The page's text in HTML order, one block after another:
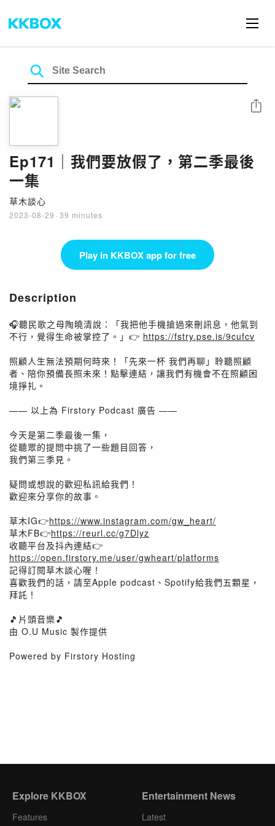
Ep171｜我們要放假了，第二季最後
一集
草木談心
2023-08-29 · 39 minutes
Share
Play in KKBOX app for free
Description
🎧聽民歌之母陶曉清說：「我把他手機搶過來刪訊息，他氣到
不行，覺得生命被掌控了。」👉 https://fstry.pse.is/9cufcv
照顧人生無法預期何時來！「先來一杯 我們再聊」聆聽照顧
者、陪你預備長照未來！點擊連結，讓我們有機會不在照顧困
境掙扎。
—— 以上為 Firstory Podcast 廣告 ——
今天是第二季最後一集，
從聽眾的提問中挑了一些題目回答，
我們第三季見。
疑問或想說的歡迎私訊給我們！
歡迎來分享你的故事。
草木IG👉https://www.instagram.com/gw_heart/
草木FB👉https://reurl.cc/g7Dlyz
收聽平台及抖內連結👉
https://open.firstory.me/user/gwheart/platforms
記得訂閱草木談心喔！
喜歡我們的話，請至Apple podcast、Spotify給我們五顆星，
拜託！
🎵片頭音樂🎵
由 O.U Music 製作提供
Powered by Firstory Hosting
Explore KKBOX
Features
Entertainment News
Latest